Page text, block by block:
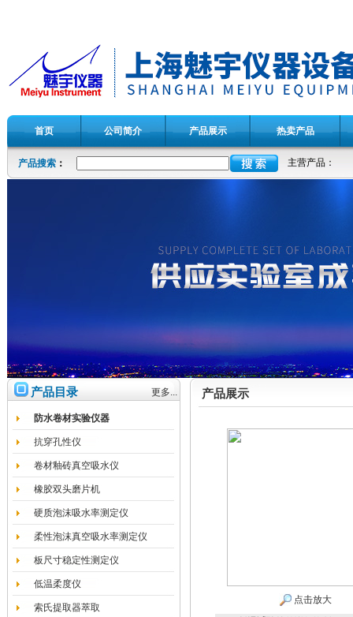
首页 公司简介 产品展示 热卖产品
产品搜索 ： 主营产品：
产品目录 更多...
防水卷材实验仪器
抗穿孔性仪
卷材釉砖真空吸水仪
橡胶双头磨片机
硬质泡沫吸水率测定仪
柔性泡沫真空吸水率测定仪
板尺寸稳定性测定仪
低温柔度仪
索氏提取器萃取
产品展示
点击放大